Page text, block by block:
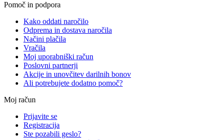
Pomoč in podpora
Kako oddati naročilo
Odprema in dostava naročila
Načini plačila
Vračila
Moj uporabniški račun
Poslovni partnerji
Akcije in unovčitev darilnih bonov
Ali potrebujete dodatno pomoč?
Moj račun
Prijavite se
Registracija
Ste pozabili geslo?